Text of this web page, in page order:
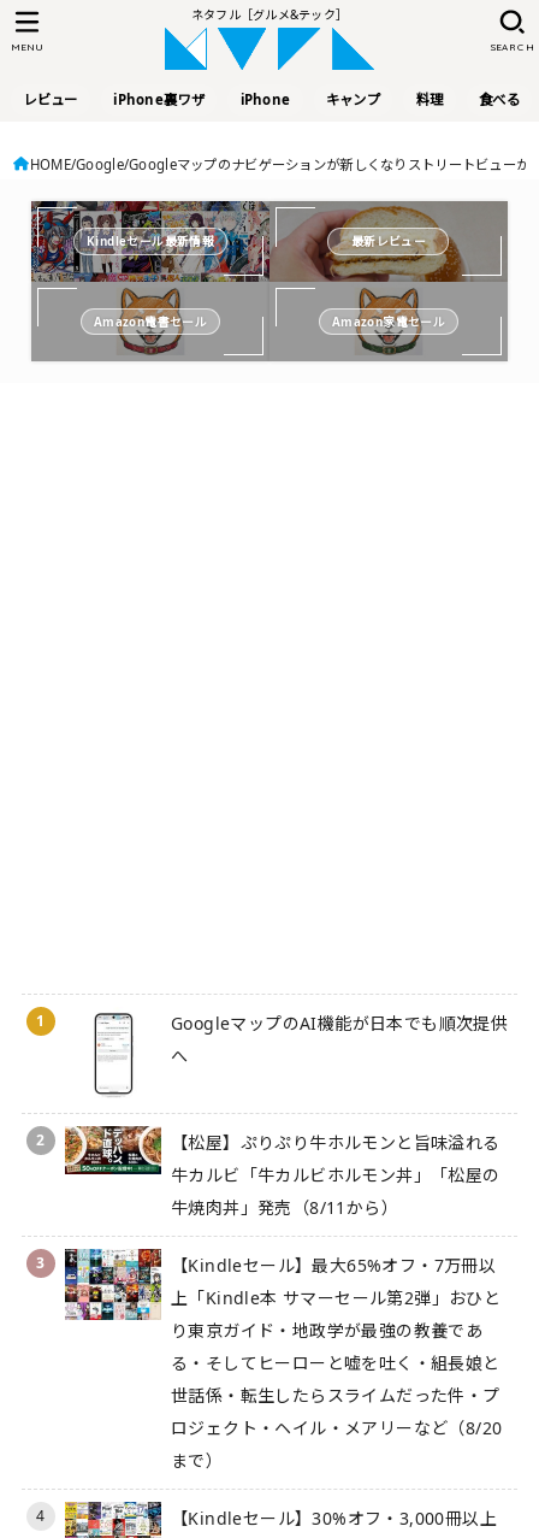
ネタフル［グルメ&テック］
レビュー iPhone裏ワザ iPhone キャンプ 料理 食べる
SEARCH
MENU
HOME Google Googleマップのナビゲーションが新しくなりストリートビューが
Kindleセール最新情報 最新レビュー
Amazon電書セール Amazon家電セール
1
GoogleマップのAI機能が日本でも順次提供
へ
2
【松屋】ぷりぷり牛ホルモンと旨味溢れる
牛カルビ「牛カルビホルモン丼」「松屋の
牛焼肉丼」発売（8/11から）
3
【Kindleセール】最大65%オフ・7万冊以
上「Kindle本 サマーセール第2弾」おひと
り東京ガイド・地政学が最強の教養であ
る・そしてヒーローと嘘を吐く・組長娘と
世話係・転生したらスライムだった件・プ
ロジェクト・ヘイル・メアリーなど（8/20
まで）
4
【Kindleセール】30%オフ・3,000冊以上